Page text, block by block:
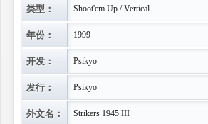
类型： Shoot'em Up / Vertical
年份： 1999
开发： Psikyo
发行： Psikyo
外文名： Strikers 1945 III